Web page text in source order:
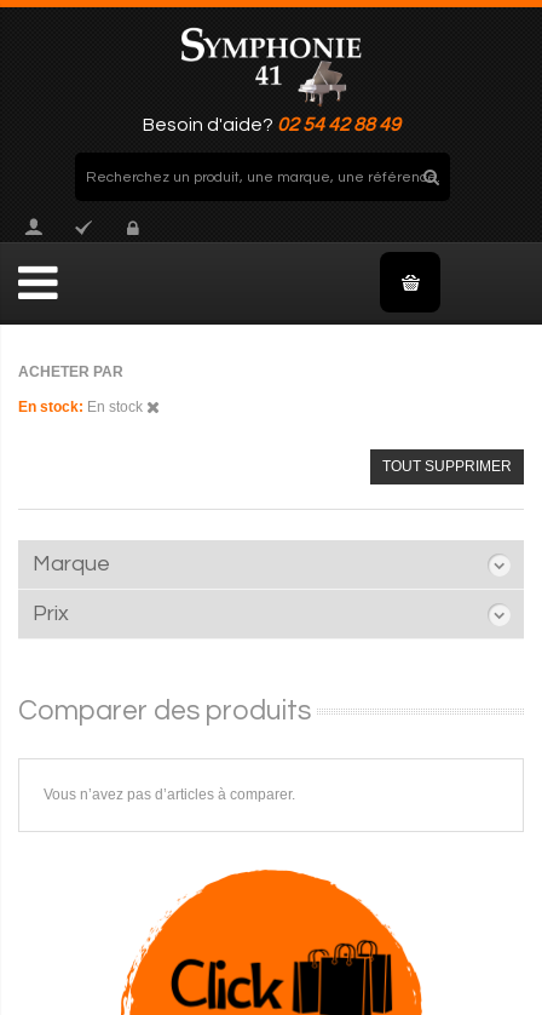
Besoin d'aide? 02 54 42 88 49
ACHETER PAR
En stock En stock
TOUT SUPPRIMER
Marque
Prix
Comparer des produits
Vous n’avez pas d’articles à comparer.